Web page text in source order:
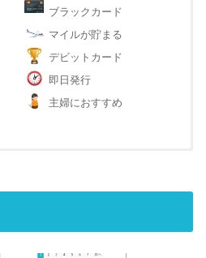
ブラックカード
マイルが貯まる
デビットカード
即日発行
主婦におすすめ